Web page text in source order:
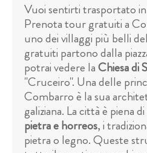
Vuoi sentirti trasportato
Prenota tour gratuiti a
uno dei villaggi più belli
gratuiti partono dalla
potrai vedere laChiesa di
"Cruceiro". Una delle
Combarro è la sua
galiziana. La città è piena
pietra e horreos, i
pietra o legno. Queste